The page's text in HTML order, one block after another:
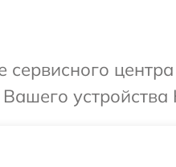
сервисного
устройства